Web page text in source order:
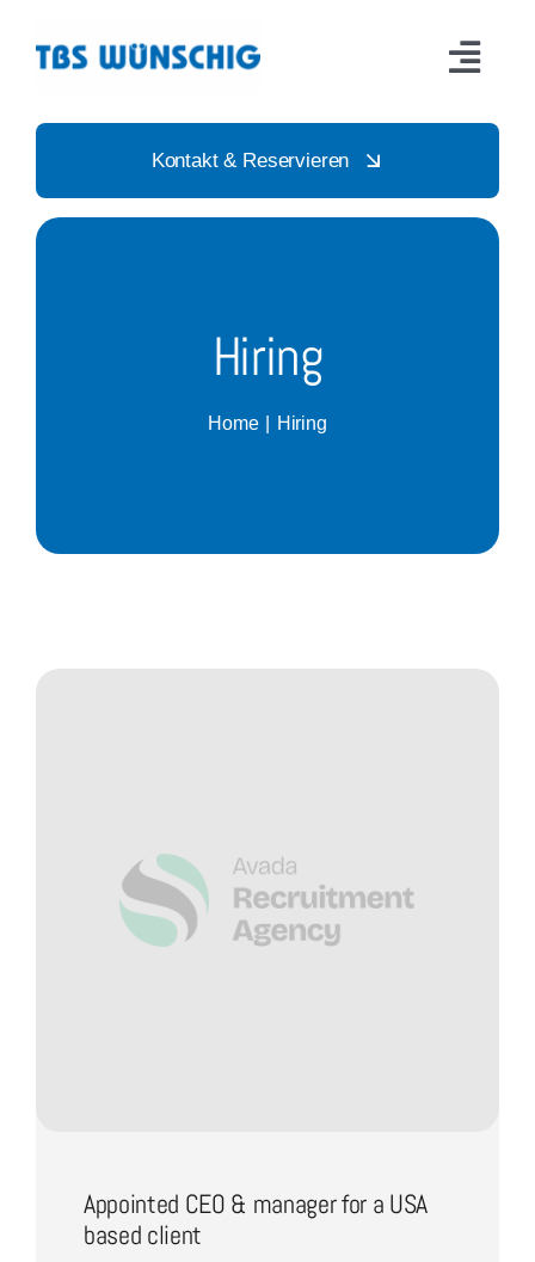
Startseite
Sportarten
Kontakt & Reservieren
Hiring
Home Hiring
Appointed CEO & manager for a USA
based client